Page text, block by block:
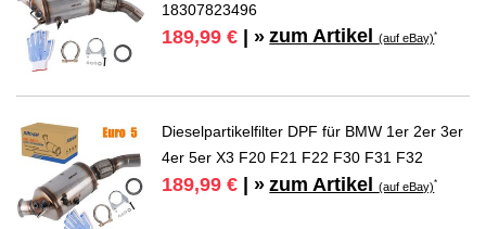
18307823496
189,99 € | » zum Artikel(auf eBay)*
Dieselpartikelfilter DPF für BMW 1er 2er 3er
4er 5er X3 F20 F21 F22 F30 F31 F32
189,99 € | » zum Artikel(auf eBay)*